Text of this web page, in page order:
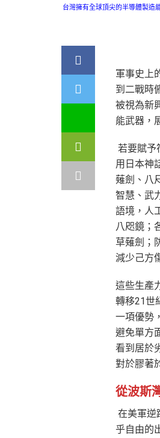
台灣擁有全球頂尖的半導體製造
軍事史上
到二戰時
被視為新
能武器，
若要賦予
用日本神
薙劍、八
智慧、武
語境，人
八咫鏡；
草薙劍；
減少己方
這些生產
轉移21世
一項優勢
避免單方
看到居於
對於膠著
從波斯
在美軍逆
乎自由的